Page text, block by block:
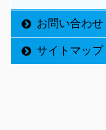
お問い合わせ
サイトマップ